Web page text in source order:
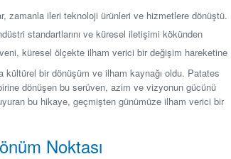
zamanla ileri teknoloji ürünleri ve hizmetlere dönüştü.
standartlarını ve küresel iletişimi kökünden
küresel ölçekte ilham verici bir değişim hareketine
kültürel bir dönüşüm ve ilham kaynağı oldu. Patates
dönüşen bu serüven, azim ve vizyonun gücünü
bu hikaye, geçmişten günümüze ilham verici bir
Noktası